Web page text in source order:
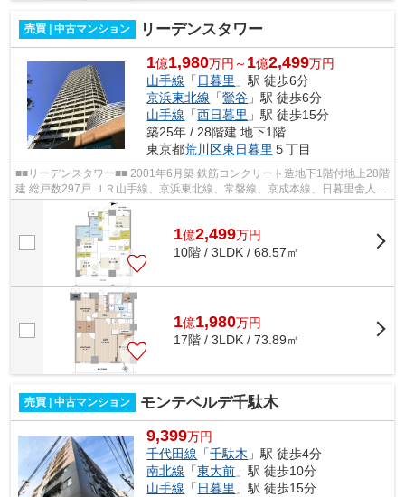
売買 | 中古マンション リーデンスタワー
1億1,980万円～ 1億2,499万円
山手線 「日暮里 」駅 徒歩6分
京浜東北線 「鶯谷 」駅 徒歩6分
山手線 「西日暮里 」駅 徒歩15分
築25年 / 28階建 地下1階
東京都荒川区東日暮里 ５丁目
■■リーデンスタワー■■ 2001年6月築 鉄筋コンクリート造地下1階付地上28階
建 総戸数297戸 ＪＲ山手線、京浜東北線、常磐線、京成本線、日暮里舎人ラ
イナー「日暮里」駅徒歩 6 分 JR ...
1億2,499万円
10階 / 3LDK / 68.57㎡
1億1,980万円
17階 / 3LDK / 73.89㎡
売買 | 中古マンション モンテベルデ千駄木
9,399万円
千代田線 「千駄木 」駅 徒歩4分
南北線 「東大前 」駅 徒歩10分
山手線 「 日暮里 」駅 徒歩15分